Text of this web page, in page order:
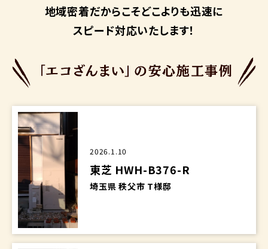
地域密着だからこそどこよりも迅速に
スピード対応いたします！
2026.1.10
東芝 HWH-B376-R
埼玉県 秩父市 T様邸